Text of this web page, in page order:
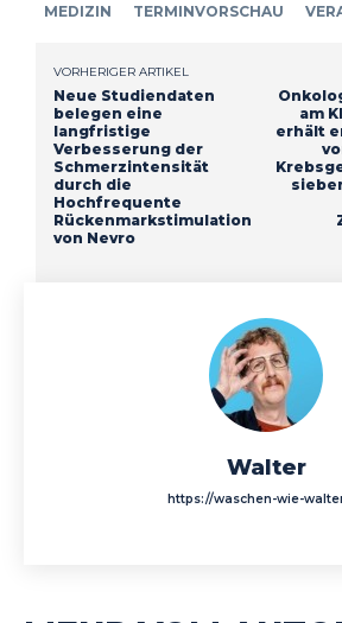
MEDIZIN
TERMINVORSCHAU
VORHERIGER ARTIKEL
Neue Studiendaten
belegen eine
langfristige
Verbesserung der
Schmerzintensität
durch die
Hochfrequente
Rückenmarkstimulation
von Nevro
am
erhält
Walter
https://waschen-wie-